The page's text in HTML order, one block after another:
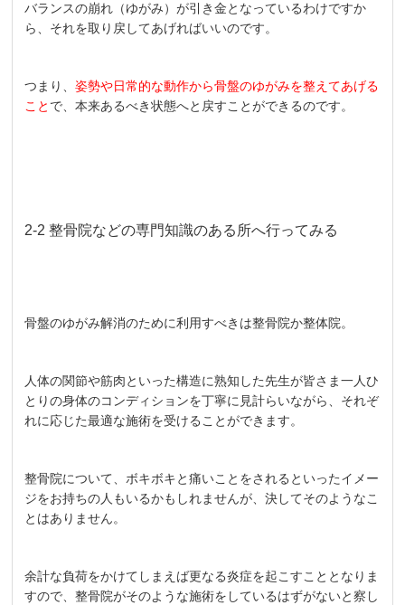
バランスの崩れ（ゆがみ）が引き金となっているわけですか
ら、それを取り戻してあげればいいのです。
つまり、姿勢や日常的な動作から骨盤のゆがみを整えてあげる
こと で、本来あるべき状態へと戻すことができるのです。
2-2 整骨院などの専門知識のある所へ行ってみる
骨盤のゆがみ解消のために利用すべきは整骨院か整体院。
人体の関節や筋肉といった構造に熟知した先生が皆さま一人ひ
とりの身体のコンディションを丁寧に見計らいながら、それぞ
れに応じた最適な施術を受けることができます。
整骨院について、ボキボキと痛いことをされるといったイメー
ジをお持ちの人もいるかもしれませんが、決してそのようなこ
とはありません。
余計な負荷をかけてしまえば更なる炎症を起こすこととなりま
すので、整骨院がそのような施術をしているはずがないと察し